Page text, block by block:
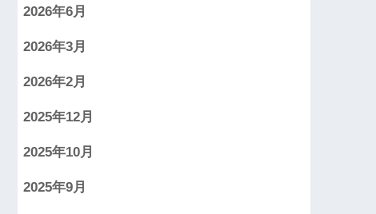
2026年6月
2026年3月
2026年2月
2025年12月
2025年10月
2025年9月